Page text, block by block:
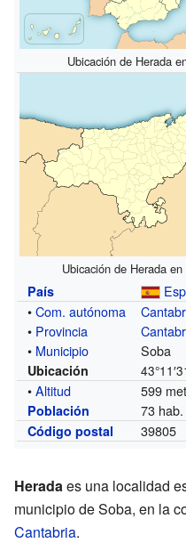
Ubicación de Herada
Ubicación de Herada
País
•Com. autónoma
• Provincia
• Municipio Soba
Ubicación
•Altitud 599
Población 73 hab.
Código postal
39805
Heradaes una localidad
municipio de Soba, en la
Cantabria.